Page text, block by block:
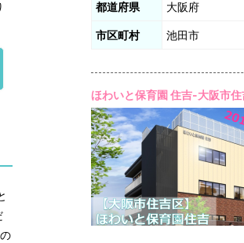
都道府県 大阪府
市区町村 池田市
ほわいと保育園 住吉-大阪市